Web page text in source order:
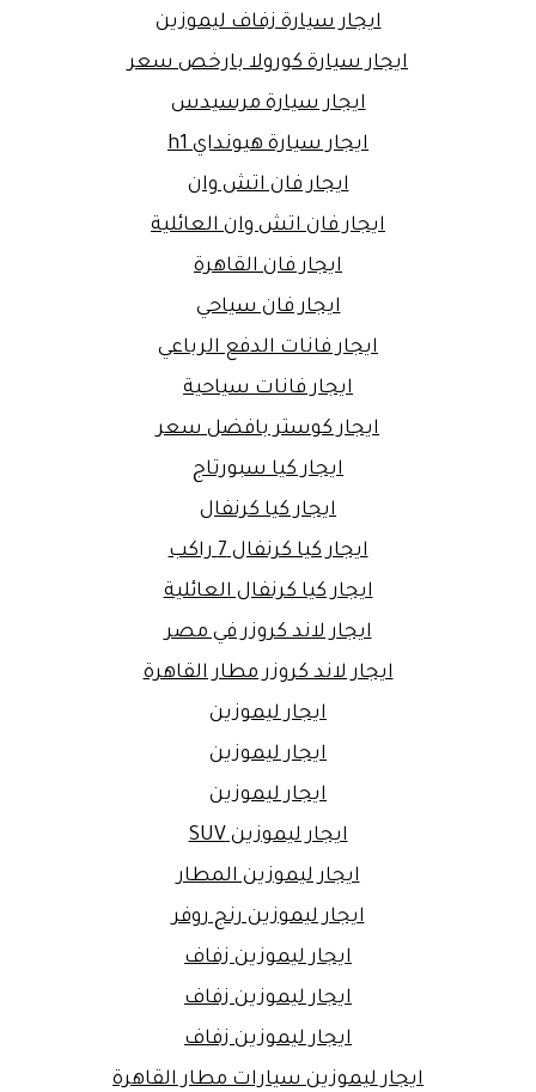
ايجار سيارة زفاف ليموزين
ايجار سيارة كورولا بارخص سعر
ايجار سيارة مرسيدس
ايجار سيارة هيونداي h1
ايجار فان اتش وان
ايجار فان اتش وان العائلية
ايجار فان القاهرة
ايجار فان سياحي
ايجار فانات الدفع الرباعي
ايجار فانات سياحية
ايجار كوستر بافضل سعر
ايجار كيا سبورتاج
ايجار كيا كرنفال
ايجار كيا كرنفال 7 راكب
ايجار كيا كرنفال العائلية
ايجار لاند كروزر في مصر
ايجار لاند كروزر مطار القاهرة
ايجار ليموزين
ايجار ليموزين
ايجار ليموزين
ايجار ليموزين SUV
ايجار ليموزين المطار
ايجار ليموزين رنج روفر
ايجار ليموزين زفاف
ايجار ليموزين زفاف
ايجار ليموزين زفاف
ايجار ليموزين سيارات مطار القاهرة